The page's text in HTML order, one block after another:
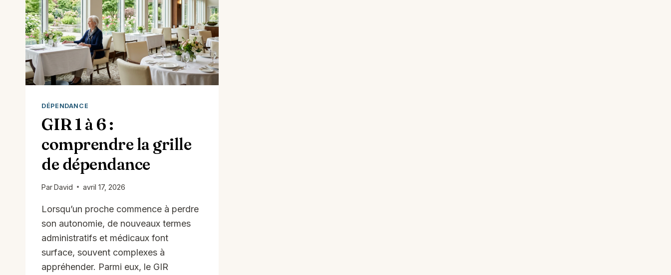
DÉPENDANCE
GIR 1 à 6 :
comprendre la grille
de dépendance
ParDavid avril 17, 2026
Lorsqu’un proche commence à perdre
son autonomie, de nouveaux termes
administratifs et médicaux font
surface, souvent complexes à
appréhender. Parmi eux, le GIR